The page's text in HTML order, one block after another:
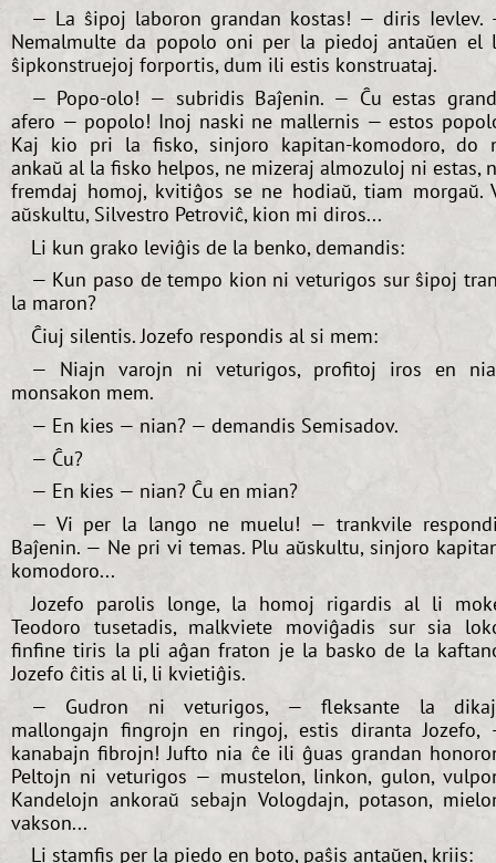
— La ŝipoj laboron grandan kostas! — diris Ievlev.
Nemalmulte da popolo oni per la piedoj antaŭen el
ŝipkonstruejoj forportis, dum ili estis konstruataj.
— Popo-olo! — subridis Baĵenin. — Ĉu estas
afero — popolo! Inoj naski ne mallernis — estos
Kaj kio pri la fisko, sinjoro kapitan-komodoro, do
ankaŭ al la fisko helpos, ne mizeraj almozuloj ni estas,
fremdaj homoj, kvitiĝos se ne hodiaŭ, tiam morgaŭ.
aŭskultu, Silvestro Petroviĉ, kion mi diros...
Li kun grako leviĝis de la benko, demandis:
— Kun paso de tempo kion ni veturigos sur ŝipoj
la maron?
Ĉiuj silentis. Jozefo respondis al si mem:
— Niajn varojn ni veturigos, profitoj iros en
monsakon mem.
— En kies — nian? — demandis Semisadov.
— Ĉu?
— En kies — nian? Ĉu en mian?
— Vi per la lango ne muelu! — trankvile
Baĵenin. — Ne pri vi temas. Plu aŭskultu, sinjoro
komodoro...
Jozefo parolis longe, la homoj rigardis al li
Teodoro tusetadis, malkviete moviĝadis sur sia
finfine tiris la pli aĝan fraton je la basko de la
Jozefo ĉitis al li, li kvietiĝis.
— Gudron ni veturigos, — fleksante la
mallongajn fingrojn en ringoj, estis diranta Jozefo,
kanabajn fibrojn! Jufto nia ĉe ili ĝuas grandan
Peltojn ni veturigos — mustelon, linkon, gulon,
Kandelojn ankoraŭ sebajn Vologdajn, potason,
vakson...
Li stamfis per la piedo en boto, paŝis antaŭen, kriis: